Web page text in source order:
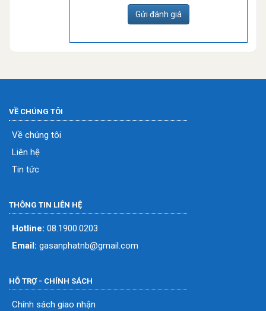
Gửi đánh giá
VỀ CHÚNG TÔI
Về chúng tôi
Liên hệ
Tin tức
THÔNG TIN LIÊN HỆ
Hotline: 08.1900.0203
Email: gasanphatnb@gmail.com
HỖ TRỢ - CHÍNH SÁCH
Chính sách giao nhận